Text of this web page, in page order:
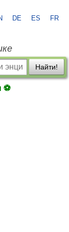
DE ES FR
Найти!
⚽